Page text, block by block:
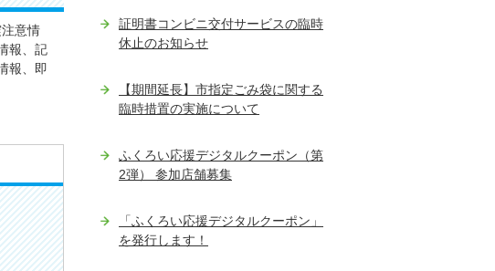
意情
報、記
報、即
証明書コンビニ交付サービスの臨時
休止のお知らせ
【期間延長】市指定ごみ袋に関する
臨時措置の実施について
ふくろい応援デジタルクーポン（第
2弾） 参加店舗募集
「ふくろい応援デジタルクーポン」
を発行します！